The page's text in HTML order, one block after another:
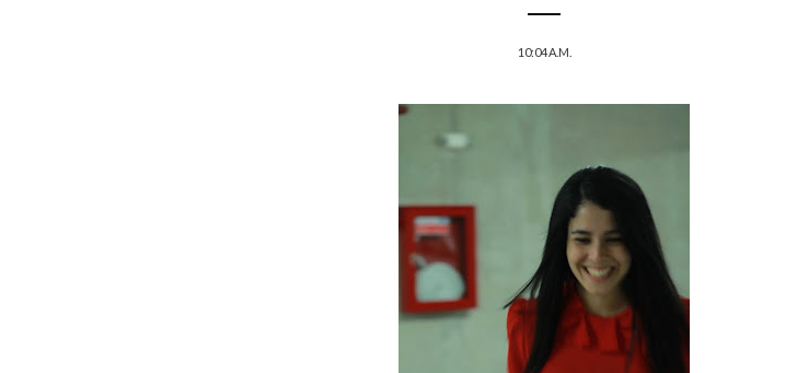
10:04 A.M.